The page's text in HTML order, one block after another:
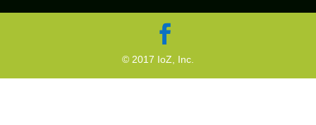
© 2017 IoZ, Inc.